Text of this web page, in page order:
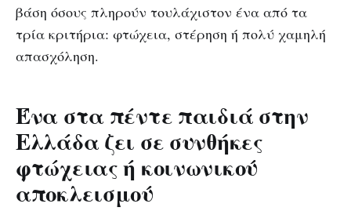
βάση όσους πληρούν τουλάχιστον ένα από τα
τρία κριτήρια: φτώχεια, στέρηση ή πολύ χαμηλή
απασχόληση.
Ένα στα πέντε παιδιά στην
Ελλάδα ζει σε συνθήκες
φτώχειας ή κοινωνικού
αποκλεισμού